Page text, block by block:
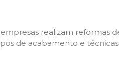
realizam reformas
de acabamento e